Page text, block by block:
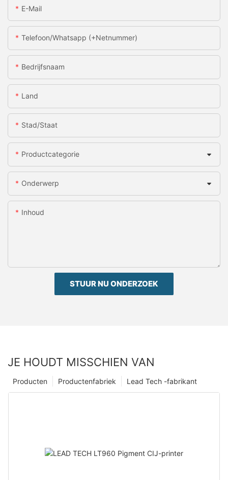
E-Mail
Telefoon/whatsapp (+netnummer)
Bedrijfsnaam
Land
Stad/staat
Productcategorie
Onderwerp
Inhoud
STUUR NU ONDERZOEK
JE HOUDT MISSCHIEN VAN
Lead Tech -fabrikant
Productenfabriek
Producten